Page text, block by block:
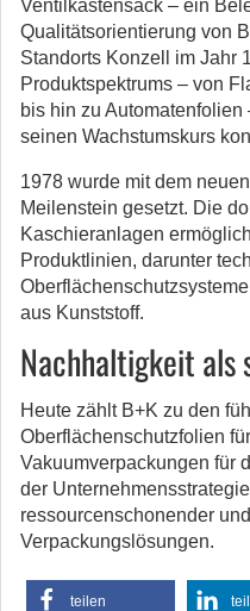
Ventilkastensack – ein
Qualitätsorientierung von
Standorts Konzell im Jahr
Produktspektrums – von
bis hin zu
seinen Wachstumskurs
1978 wurde mit dem
Meilenstein gesetzt. Die
Kaschieranlagen
Produktlinien, darunter
aus Kunststoff.
Nachhaltigkeit als
Heute zählt B+K zu den
Oberflächenschutzfolien
Vakuumverpackungen für
der
ressourcenschonender
Verpackungslösungen.
teilen